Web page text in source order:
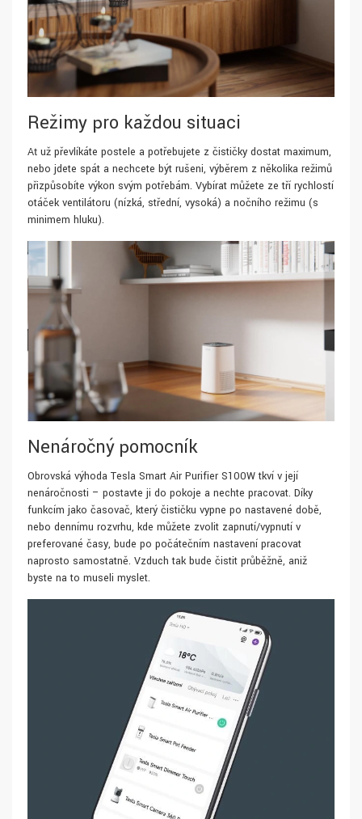
Režimy pro každou situaci
Ať už převlíkáte postele a potřebujete z čističky dostat maximum,
nebo jdete spát a nechcete být rušeni, výběrem z několika režimů
přizpůsobíte výkon svým potřebám. Vybírat můžete ze tří rychlostí
otáček ventilátoru (nízká, střední, vysoká) a nočního režimu (s
minimem hluku).
Nenáročný pomocník
Obrovská výhoda Tesla Smart Air Purifier S100W tkví v její
nenáročnosti – postavte ji do pokoje a nechte pracovat. Díky
funkcím jako časovač, který čističku vypne po nastavené době,
nebo dennímu rozvrhu, kde můžete zvolit zapnutí/vypnutí v
preferované časy, bude po počátečním nastavení pracovat
naprosto samostatně. Vzduch tak bude čistit průběžně, aniž
byste na to museli myslet.